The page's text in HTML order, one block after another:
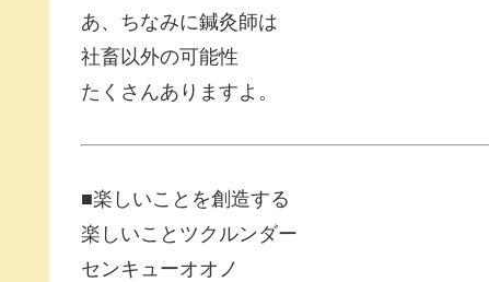
あ、ちなみに鍼灸師は
社畜以外の可能性
たくさんありますよ。
■楽しいことを創造する
楽しいことツクルンダー
センキューオオノ